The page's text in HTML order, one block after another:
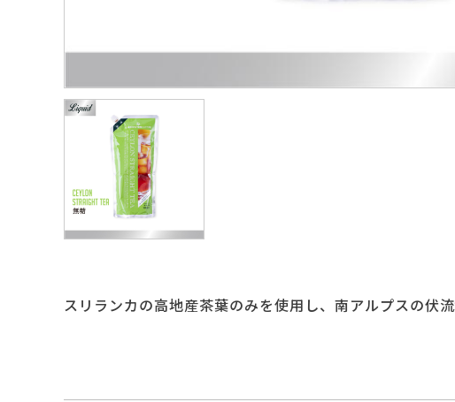
スリランカの高地産茶葉のみを使用し、南アルプスの伏